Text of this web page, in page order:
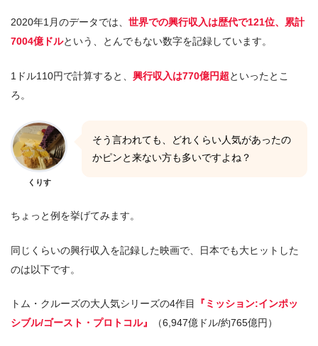
2020年1月のデータでは、 世界での興行収入は歴代で121位、累計
7004億ドルという、とんでもない数字を記録しています。
1ドル110円で計算すると、 興行収入は770億円超といったとこ
ろ。
くりす
そう言われても、どれくらい人気があったの
かピンと来ない方も多いですよね？
ちょっと例を挙げてみます。
同じくらいの興行収入を記録した映画で、日本でも大ヒットした
のは以下です。
トム・クルーズの大人気シリーズの4作目
『ミッション:インポッ
シブル/ゴースト・プロトコル』
（6,947億ドル/約765億円）